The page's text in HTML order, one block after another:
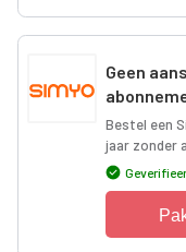
Geen
Bestel een
jaar zonder